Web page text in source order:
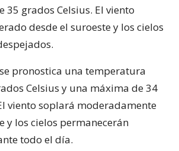
35 grados Celsius. El viento
desde el suroeste y los cielos
pronostica una temperatura
Celsius y una máxima de 34
viento soplará moderadamente
y los cielos permanecerán
todo el día.